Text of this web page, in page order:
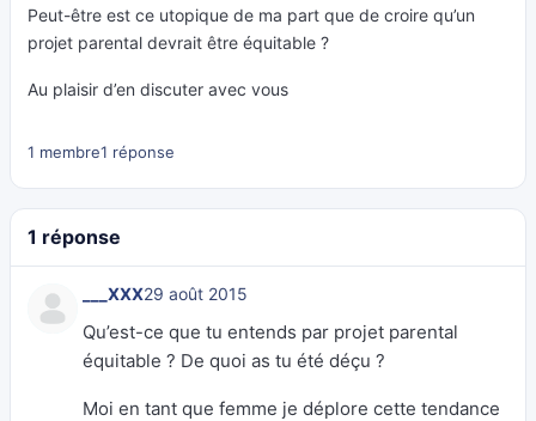
Peut-être est ce utopique de ma part que de croire qu’un
projet parental devrait être équitable ?
Au plaisir d’en discuter avec vous
1 membre1 réponse
1 réponse
___XXX29 août 2015
Qu’est-ce que tu entends par projet parental
équitable ? De quoi as tu été déçu ?
Moi en tant que femme je déplore cette tendance